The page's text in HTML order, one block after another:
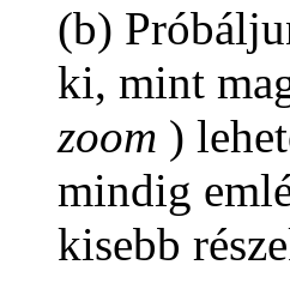
(b)
ki, mint
zoom )
mindig
kisebb